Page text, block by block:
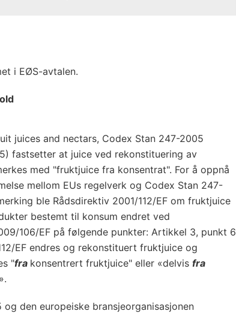
i EØS-avtalen.
juices and nectars, Codex Stan 247-2005
fastsetter at juice ved rekonstituering av
med "fruktjuice fra konsentrat". For å oppnå
mellom EUs regelverk og Codex Stan 247-
ble Rådsdirektiv 2001/112/EF om fruktjuice
bestemt til konsum endret ved
106/EF på følgende punkter: Artikkel 3, punkt 6
EF endres og rekonstituert fruktjuice og
"fra konsentrert fruktjuice" eller «delvis fra
den europeiske bransjeorganisasjonen